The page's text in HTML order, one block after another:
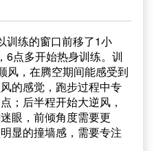
训练的窗口前移了1小
6点多开始热身训练。训
风，在腾空期间能感受到
的感觉，跑步过程中专
；后半程开始大逆风，
眼，前倾角度需要更
显的撞墙感，需要专注